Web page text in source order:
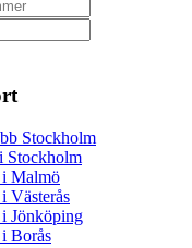
Stockholm
Stockholm
Malmö
Västerås
Jönköping
Borås